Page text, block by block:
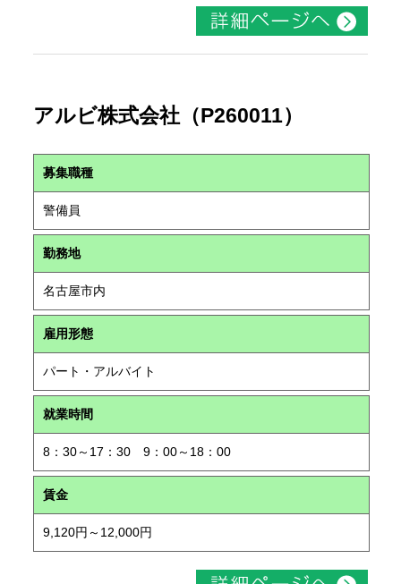
アルビ株式会社（P260011）
募集職種
警備員
勤務地
名古屋市内
雇用形態
パート・アルバイト
就業時間
8：30～17：30 9：00～18：00
賃金
9,120円～12,000円